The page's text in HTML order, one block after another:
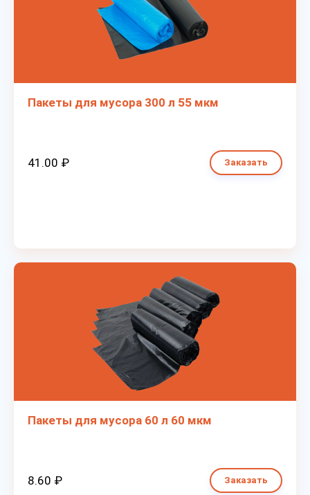
Пакеты для мусора 300 л 55 мкм
41.00 ₽ Заказать
Пакеты для мусора 60 л 60 мкм
8.60 ₽ Заказать